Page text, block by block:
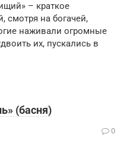
– краткое
смотря на богачей,
наживали огромные
их, пускались в
(басня)
0